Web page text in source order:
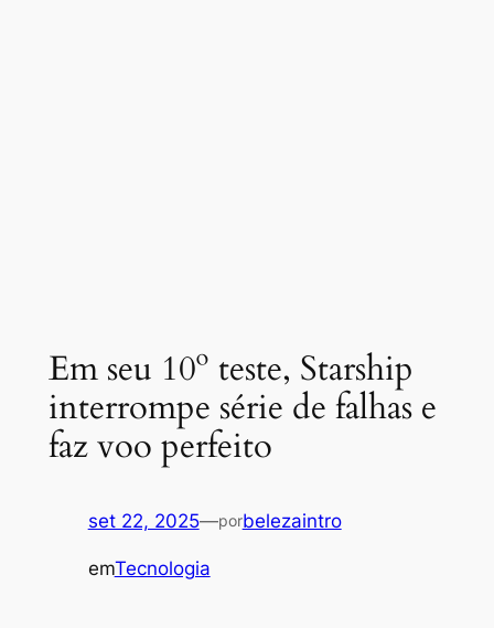
Em seu 10º teste, Starship
interrompe série de falhas e
faz voo perfeito
set 22, 2025—porbelezaintro
emTecnologia